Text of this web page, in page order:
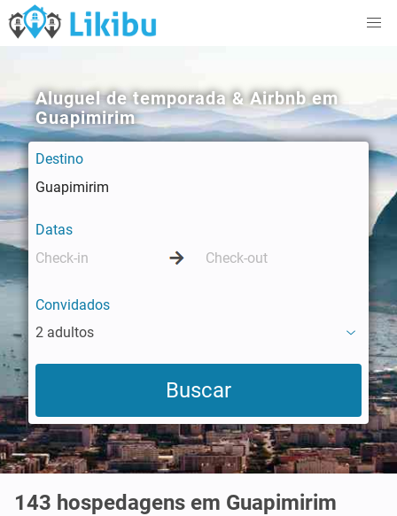
Aluguel de temporada & Airbnb em
Guapimirim
Destino
Datas
Convidados
2 adultos
143 hospedagens em Guapimirim